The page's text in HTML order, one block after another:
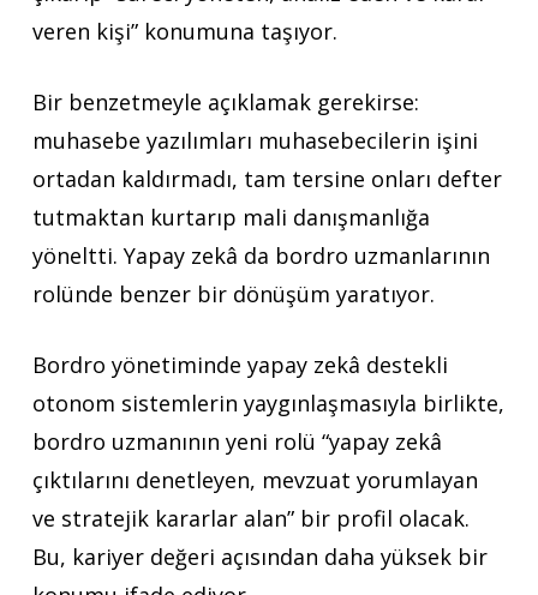
veren kişi” konumuna taşıyor.
Bir benzetmeyle açıklamak gerekirse:
muhasebe yazılımları muhasebecilerin işini
ortadan kaldırmadı, tam tersine onları defter
tutmaktan kurtarıp mali danışmanlığa
yöneltti. Yapay zekâ da bordro uzmanlarının
rolünde benzer bir dönüşüm yaratıyor.
Bordro yönetiminde yapay zekâ destekli
otonom sistemlerin yaygınlaşmasıyla birlikte,
bordro uzmanının yeni rolü “yapay zekâ
çıktılarını denetleyen, mevzuat yorumlayan
ve stratejik kararlar alan” bir profil olacak.
Bu, kariyer değeri açısından daha yüksek bir